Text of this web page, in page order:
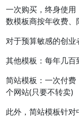
一次购买，终身使
数模板商按年收费、
对于预算敏感的创业
其他模板：每年几
简站模板：一次付
个网站(只要不转卖)
此外，简站模板针对